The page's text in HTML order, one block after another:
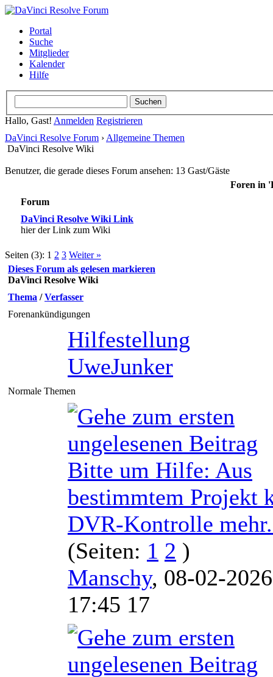
Portal
Suche
Mitglieder
Kalender
Hilfe
Hallo, Gast! Anmelden Registrieren
DaVinci Resolve Forum › Allgemeine Themen
DaVinci Resolve Wiki
Benutzer, die gerade dieses Forum ansehen: 13 Gast/Gäste
Foren in
Forum
DaVinci Resolve Wiki Link
hier der Link zum Wiki
Seiten (3): 1 2 3 Weiter »
Dieses Forum als gelesen markieren
DaVinci Resolve Wiki
Thema /Verfasser
Forenankündigungen
Hilfestellung
UweJunker
Normale Themen
Bitte um Hilfe: Aus
bestimmtem Projekt
DVR-Kontrolle
(Seiten: 1 2 )
Manschy, 08-02-
17:45 17